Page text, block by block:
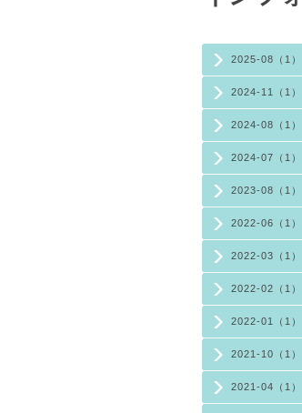
2025-08（1）
2024-11（1）
2024-08（1）
2024-07（1）
2023-08（1）
2022-06（1）
2022-03（1）
2022-02（1）
2022-01（1）
2021-10（1）
2021-04（1）